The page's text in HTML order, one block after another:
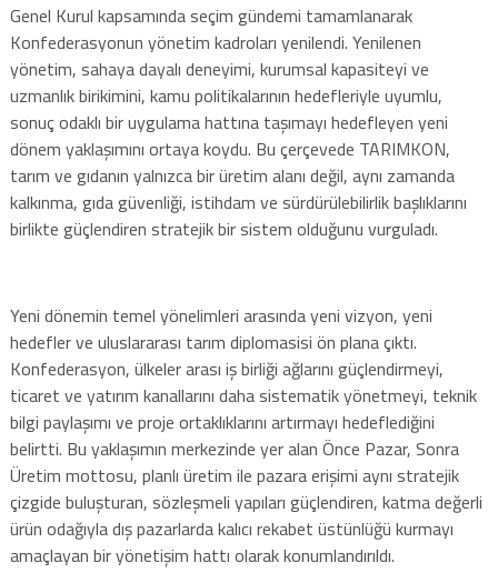
Genel Kurul kapsamında seçim gündemi tamamlanarak
Konfederasyonun yönetim kadroları yenilendi. Yenilenen
yönetim, sahaya dayalı deneyimi, kurumsal kapasiteyi ve
uzmanlık birikimini, kamu politikalarının hedefleriyle uyumlu,
sonuç odaklı bir uygulama hattına taşımayı hedefleyen yeni
dönem yaklaşımını ortaya koydu. Bu çerçevede TARIMKON,
tarım ve gıdanın yalnızca bir üretim alanı değil, aynı zamanda
kalkınma, gıda güvenliği, istihdam ve sürdürülebilirlik başlıklarını
birlikte güçlendiren stratejik bir sistem olduğunu vurguladı.
Yeni dönemin temel yönelimleri arasında yeni vizyon, yeni
hedefler ve uluslararası tarım diplomasisi ön plana çıktı.
Konfederasyon, ülkeler arası iş birliği ağlarını güçlendirmeyi,
ticaret ve yatırım kanallarını daha sistematik yönetmeyi, teknik
bilgi paylaşımı ve proje ortaklıklarını artırmayı hedeflediğini
belirtti. Bu yaklaşımın merkezinde yer alan Önce Pazar, Sonra
Üretim mottosu, planlı üretim ile pazara erişimi aynı stratejik
çizgide buluşturan, sözleşmeli yapıları güçlendiren, katma değerli
ürün odağıyla dış pazarlarda kalıcı rekabet üstünlüğü kurmayı
amaçlayan bir yönetişim hattı olarak konumlandırıldı.